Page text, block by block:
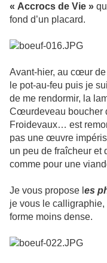
« Accrocs de Vie »
fond d’un placard.
Avant-hier, au cœur de
le pot-au-feu puis je
de me rendormir, la
Cœurdeveau boucher
Froidevaux… est
pas une œuvre
un peu de fraîcheur et
comme pour une
Je vous propose l es
je vous le
forme moins dense.